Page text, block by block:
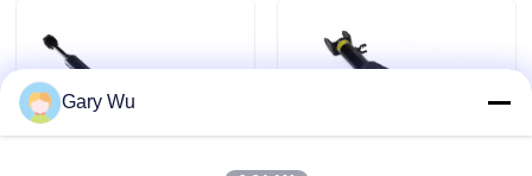
Vakalar
Gary Wu